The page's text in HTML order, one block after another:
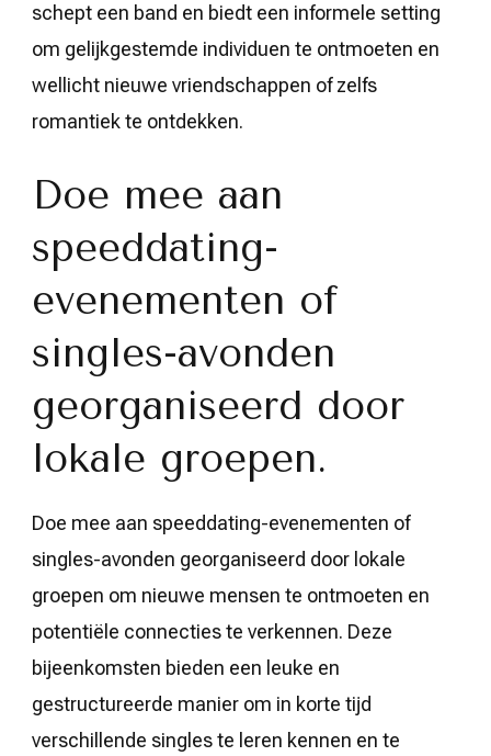
schept een band en biedt een informele setting
om gelijkgestemde individuen te ontmoeten en
wellicht nieuwe vriendschappen of zelfs
romantiek te ontdekken.
Doe mee aan
speeddating-
evenementen of
singles-avonden
georganiseerd door
lokale groepen.
Doe mee aan speeddating-evenementen of
singles-avonden georganiseerd door lokale
groepen om nieuwe mensen te ontmoeten en
potentiële connecties te verkennen. Deze
bijeenkomsten bieden een leuke en
gestructureerde manier om in korte tijd
verschillende singles te leren kennen en te